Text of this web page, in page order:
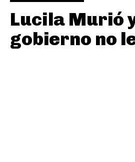
Lucila Murió
gobierno no